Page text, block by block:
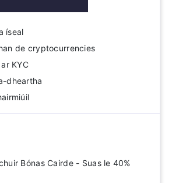
íseal
de cryptocurrencies
KYC
dheartha
Bónas Cairde - Suas le 40%